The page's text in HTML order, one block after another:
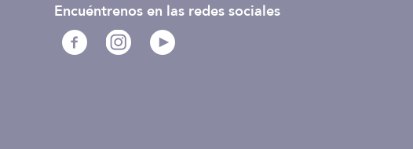
Encuéntrenos en las redes sociales